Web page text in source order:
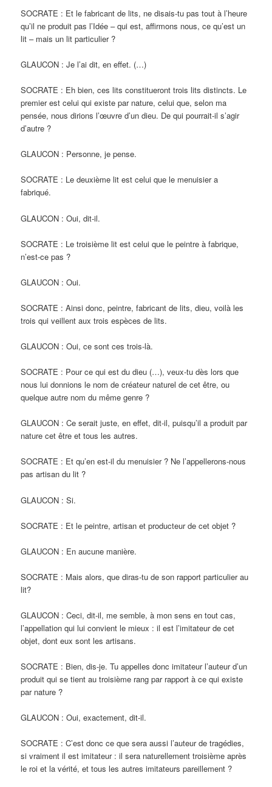
SOCRATE : Et le fabricant de lits, ne disais-tu pas tout à l’heure
qu’il ne produit pas l’Idée – qui est, affirmons nous, ce qu’est un
lit – mais un lit particulier ?
GLAUCON : Je l’ai dit, en effet. (…)
SOCRATE : Eh bien, ces lits constitueront trois lits distincts. Le
premier est celui qui existe par nature, celui que, selon ma
pensée, nous dirions l’œuvre d’un dieu. De qui pourrait-il s’agir
d’autre ?
GLAUCON : Personne, je pense.
SOCRATE : Le deuxième lit est celui que le menuisier a
fabriqué.
GLAUCON : Oui, dit-il.
SOCRATE : Le troisième lit est celui que le peintre à fabrique,
n’est-ce pas ?
GLAUCON : Oui.
SOCRATE : Ainsi donc, peintre, fabricant de lits, dieu, voilà les
trois qui veillent aux trois espèces de lits.
GLAUCON : Oui, ce sont ces trois-là.
SOCRATE : Pour ce qui est du dieu (…), veux-tu dès lors que
nous lui donnions le nom de créateur naturel de cet être, ou
quelque autre nom du même genre ?
GLAUCON : Ce serait juste, en effet, dit-il, puisqu’il a produit par
nature cet être et tous les autres.
SOCRATE : Et qu’en est-il du menuisier ? Ne l’appellerons-nous
pas artisan du lit ?
GLAUCON : Si.
SOCRATE : Et le peintre, artisan et producteur de cet objet ?
GLAUCON : En aucune manière.
SOCRATE : Mais alors, que diras-tu de son rapport particulier au
lit?
GLAUCON : Ceci, dit-il, me semble, à mon sens en tout cas,
l’appellation qui lui convient le mieux : il est l’imitateur de cet
objet, dont eux sont les artisans.
SOCRATE : Bien, dis-je. Tu appelles donc imitateur l’auteur d’un
produit qui se tient au troisième rang par rapport à ce qui existe
par nature ?
GLAUCON : Oui, exactement, dit-il.
SOCRATE : C’est donc ce que sera aussi l’auteur de tragédies,
si vraiment il est imitateur : il sera naturellement troisième après
le roi et la vérité, et tous les autres imitateurs pareillement ?